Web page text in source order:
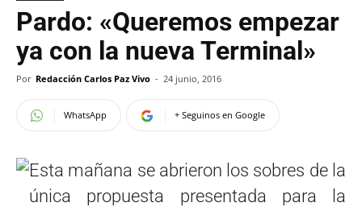
Pardo: «Queremos empezar
ya con la nueva Terminal»
Por Redacción Carlos Paz Vivo - 24 junio, 2016
WhatsApp + Seguinos en Google
Esta mañana se abrieron los sobres de la
única propuesta presentada para la